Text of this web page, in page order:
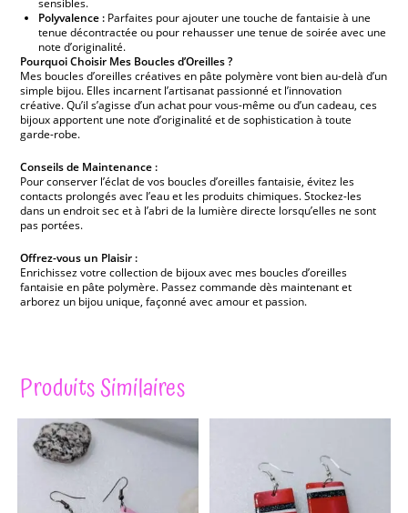
sensibles.
Polyvalence : Parfaites pour ajouter une touche de fantaisie à une
tenue décontractée ou pour rehausser une tenue de soirée avec une
note d’originalité.
Pourquoi Choisir Mes Boucles d’Oreilles ?
Mes boucles d’oreilles créatives en pâte polymère vont bien au-delà d’un
simple bijou. Elles incarnent l’artisanat passionné et l’innovation
créative. Qu’il s’agisse d’un achat pour vous-même ou d’un cadeau, ces
bijoux apportent une note d’originalité et de sophistication à toute
garde-robe.
Conseils de Maintenance :
Pour conserver l’éclat de vos boucles d’oreilles fantaisie, évitez les
contacts prolongés avec l’eau et les produits chimiques. Stockez-les
dans un endroit sec et à l’abri de la lumière directe lorsqu’elles ne sont
pas portées.
Offrez-vous un Plaisir :
Enrichissez votre collection de bijoux avec mes boucles d’oreilles
fantaisie en pâte polymère. Passez commande dès maintenant et
arborez un bijou unique, façonné avec amour et passion.
Produits Similaires